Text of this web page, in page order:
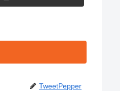
TweetPepper